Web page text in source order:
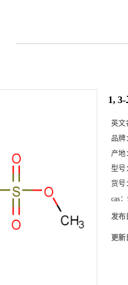
1,
英文
品牌
产地
型号
货号
cas：
发布
更新